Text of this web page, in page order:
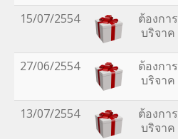
15/07/2554
ต้องการ
บริจาค
27/06/2554
ต้องการ
บริจาค
13/07/2554
ต้องการ
บริจาค